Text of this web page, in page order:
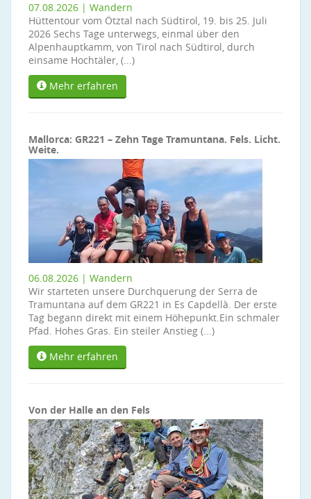
07.08.2026 | Wandern
Hüttentour vom Ötztal nach Südtirol, 19. bis 25. Juli
2026 Sechs Tage unterwegs, einmal über den
Alpenhauptkamm, von Tirol nach Südtirol, durch
einsame Hochtäler, (...)
Mehr erfahren
Mallorca: GR221 – Zehn Tage Tramuntana. Fels. Licht.
Weite.
06.08.2026 | Wandern
Wir starteten unsere Durchquerung der Serra de
Tramuntana auf dem GR221 in Es Capdellà. Der erste
Tag begann direkt mit einem Höhepunkt.Ein schmaler
Pfad. Hohes Gras. Ein steiler Anstieg (...)
Mehr erfahren
Von der Halle an den Fels